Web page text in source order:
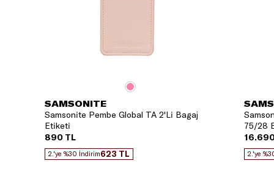
SAMSONITE
Samsonite Pembe Global TA 2'Li Bagaj
Etiketi
890 TL
2.'ye %30 İndirim623 TL
75/28
2.'ye